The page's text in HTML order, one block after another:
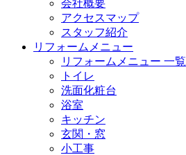
会社概要
アクセスマップ
スタッフ紹介
リフォームメニュー
リフォームメニュー 一覧
トイレ
洗面化粧台
浴室
キッチン
玄関・窓
小工事